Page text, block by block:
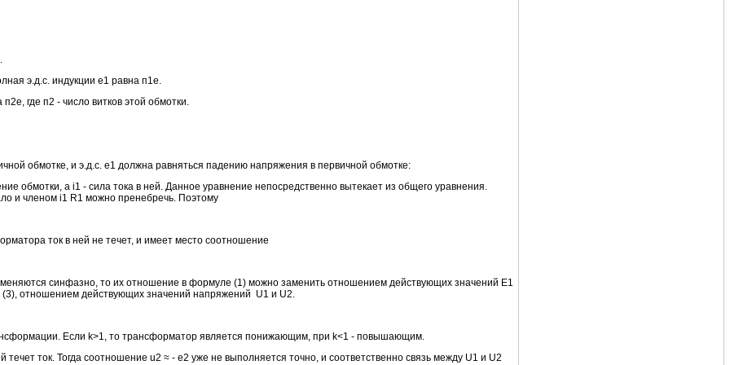
э.д.с. индукции e1 равна п1е.
где п2 - число витков этой обмотки.
обмотке, и э.д.с. e1 должна равняться падению напряжения в первичной обмотке:
обмотки, а i1 - сила тока в ней. Данное уравнение непосредственно вытекает из общего уравнения.
и членом i1 R1 можно пренебречь. Поэтому
ток в ней не течет, и имеет место соотношение
синфазно, то их отношение в формуле (1) можно заменить отношением действующих значений E1
(3), отношением действующих значений напряжений U1 и U2.
Если k>1, то трансформатор является понижающим, при k<1 - повышающим.
ток. Тогда соотношение u2 ≈ - e2 уже не выполняется точно, и соответственно связь между U1 и U2